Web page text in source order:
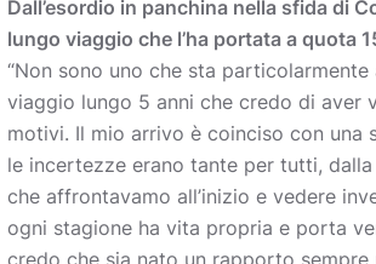
Dall’esordio in panchina nella sfida di
lungo viaggio che l’ha portata a quota
“Non sono uno che sta
viaggio lungo 5 anni che credo di aver
motivi. Il mio arrivo è coinciso con
le incertezze erano tante per tutti,
che affrontavamo all’inizio e vedere
ogni stagione ha vita propria e porta